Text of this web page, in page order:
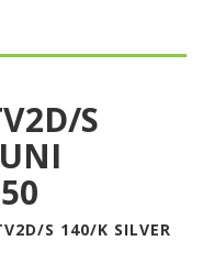
S
S 140/K SILVER